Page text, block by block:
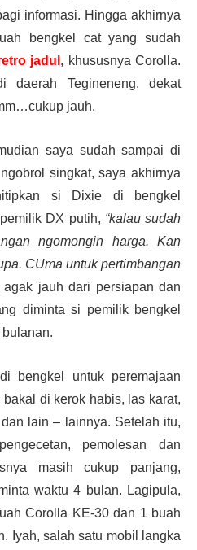
informasi. Hingga akhirnya
bengkel cat yang sudah
jadul , khususnya Corolla.
daerah Tegineneng, dekat
jauh.
saya sudah sampai di
singkat, saya akhirnya
si Dixie di bengkel
DX putih, “kalau sudah
ngomongin harga. Kan
CUma untuk pertimbangan
jauh dari persiapan dan
diminta si pemilik bengkel
bengkel untuk peremajaan
di kerok habis, las karat,
lain – lainnya. Setelah itu,
pemolesan dan
masih cukup panjang,
waktu 4 bulan. Lagipula,
Corolla KE-30 dan 1 buah
Iyah, salah satu mobil langka